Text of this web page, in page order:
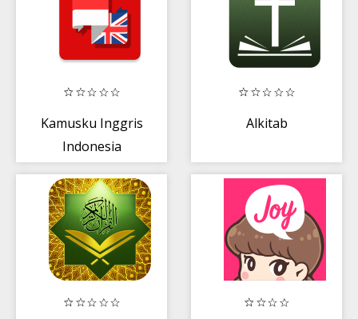
Kamusku Inggris
Indonesia
Alkitab